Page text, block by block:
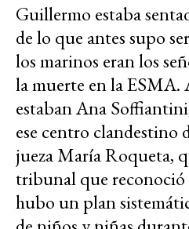
Guillermo estaba
de lo que antes supo
los marinos eran los
la muerte en la ESMA.
estaban Ana
ese centro clandestino
jueza María Roqueta,
tribunal que
hubo un plan